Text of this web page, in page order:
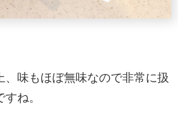
味もほぼ無味なので非常に扱
ね。